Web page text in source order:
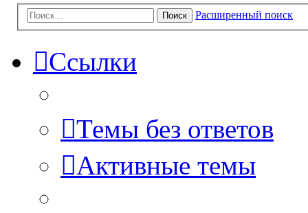
Поиск Расширенный поиск
Ссылки
Темы без ответов
Активные темы